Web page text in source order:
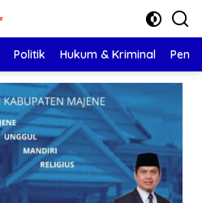
Politik Hukum & Kriminal